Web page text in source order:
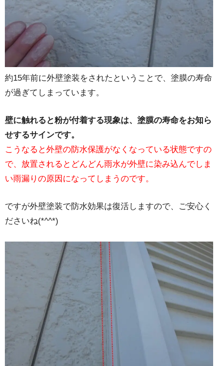
約15年前に外壁塗装をされたということで、塗膜の寿命
が過ぎてしまっています。
壁に触れると粉が付着する現象は、塗膜の寿命をお知ら
せするサインです。
こうなると外壁の防水保護がなくなっている状態ですの
で、放置されるとどんどん雨水が外壁に染み込んでしま
い雨漏りの原因になってしまうのです。
ですが外壁塗装で防水効果は復活しますので、ご安心く
ださいね(*^^*)